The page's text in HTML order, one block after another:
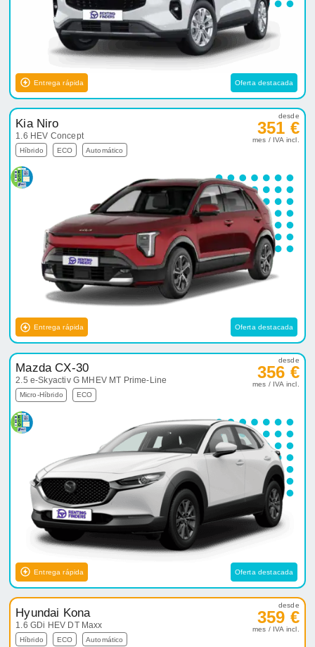
Entrega rápida Oferta destacada
Kia Niro
1.6 HEV Concept
Híbrido ECO Automático
desde
351 €
mes / IVA incl.
Entrega rápida Oferta destacada
Mazda CX-30
2.5 e-Skyactiv G MHEV MT Prime-Line
Micro-Híbrido ECO
desde
356 €
mes / IVA incl.
Entrega rápida Oferta destacada
Hyundai Kona
1.6 GDi HEV DT Maxx
Híbrido ECO Automático
desde
359 €
mes / IVA incl.